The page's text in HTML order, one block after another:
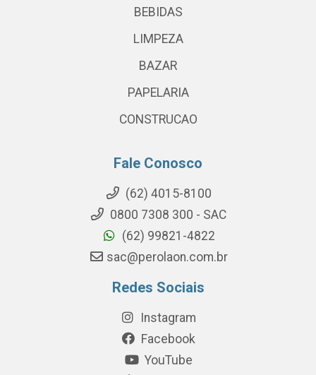
BEBIDAS
LIMPEZA
BAZAR
PAPELARIA
CONSTRUCAO
Fale Conosco
(62) 4015-8100
0800 7308 300 - SAC
(62) 99821-4822
sac@perolaon.com.br
Redes Sociais
Instagram
Facebook
YouTube